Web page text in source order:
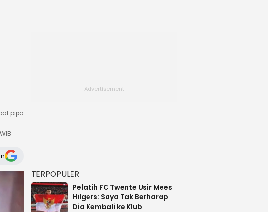
pipa
TERPOPULER
Pelatih FC Twente Usir Mees
Hilgers: Saya Tak Berharap
Dia Kembali ke Klub!